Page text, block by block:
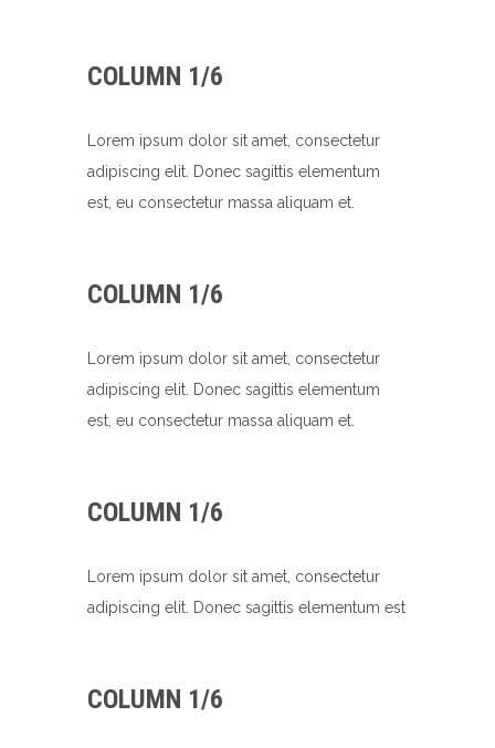
COLUMN 1/6
Lorem ipsum dolor sit amet, consectetur
adipiscing elit. Donec sagittis elementum
est, eu consectetur massa aliquam et.
COLUMN 1/6
Lorem ipsum dolor sit amet, consectetur
adipiscing elit. Donec sagittis elementum
est, eu consectetur massa aliquam et.
COLUMN 1/6
Lorem ipsum dolor sit amet, consectetur
adipiscing elit. Donec sagittis elementum est
COLUMN 1/6